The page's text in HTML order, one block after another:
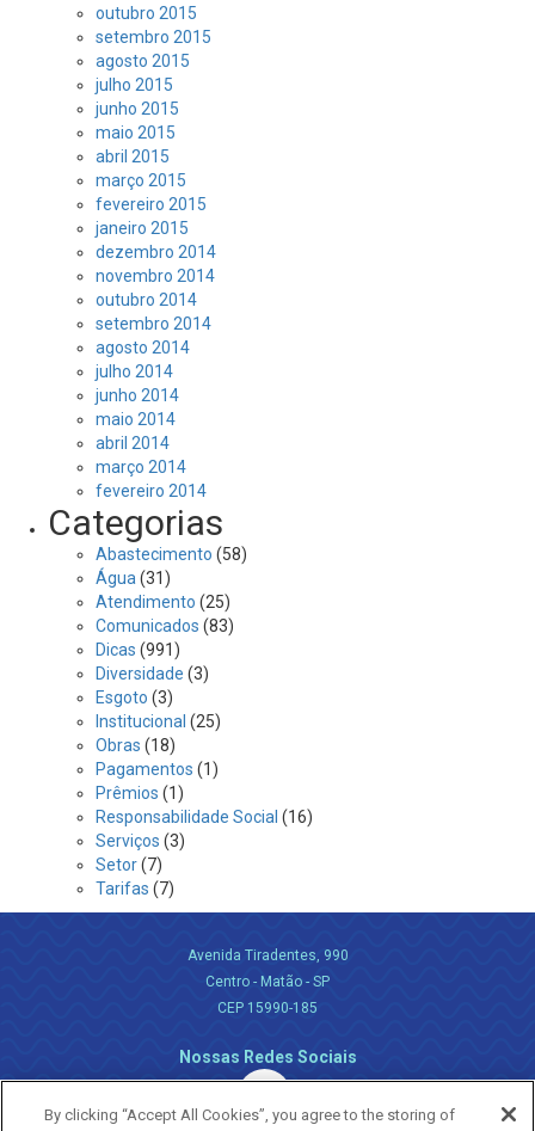
outubro 2015
setembro 2015
agosto 2015
julho 2015
junho 2015
maio 2015
abril 2015
março 2015
fevereiro 2015
janeiro 2015
dezembro 2014
novembro 2014
outubro 2014
setembro 2014
agosto 2014
julho 2014
junho 2014
maio 2014
abril 2014
março 2014
fevereiro 2014
Categorias
Abastecimento (58)
Água (31)
Atendimento (25)
Comunicados (83)
Dicas (991)
Diversidade (3)
Esgoto (3)
Institucional (25)
Obras (18)
Pagamentos (1)
Prêmios (1)
Responsabilidade Social (16)
Serviços (3)
Setor(7)
Tarifas (7)
Avenida Tiradentes, 990
Centro - Matão - SP
CEP 15990-185
Nossas Redes Sociais
By clicking “Accept All Cookies”, you agree to the storing of